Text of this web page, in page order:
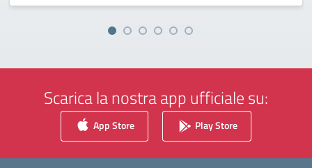
Scarica la nostra app ufficiale su:
App Store Play Store